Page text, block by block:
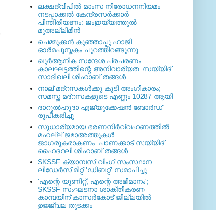
ലക്ഷദ്വീപില്‍ മാംസ നിരോധനനിയമം
നടപ്പാക്കല്‍ കേന്ദ്രസര്‍ക്കാര്‍
പിന്തിരിയണം: ജംഇയ്യത്തുല്‍
മുഅല്ലിമീന്‍
ചെമ്മുക്കന്‍ കുഞ്ഞാപ്പു ഹാജി
ഓര്‍മപുസ്തകം പുറത്തിറങ്ങുന്നു
ഖുര്‍ആനിക സന്ദേശ പ്രചരണം
കാലഘട്ടത്തിന്റെ അനിവാര്യത: സയ്യിദ്
സാദിഖലി ശിഹാബ് തങ്ങള്‍
നാല് മദ്‌റസകള്‍ക്കു കൂടി അംഗീകാരം;
സമസ്ത മദ്‌റസകളുടെ എണ്ണം 10287 ആയി
ദാറുല്‍ഹുദാ എജ്യുക്കേഷന്‍ ബോര്‍ഡ്
രൂപീകരിച്ചു
സുധാര്യമായ ഭരണനിര്‍വ്വഹണത്തില്‍
മഹല്ല് ജമാഅത്തുകള്‍
ജാഗരൂകരാകണം: പാണക്കാട് സയ്യിദ്
ഹൈദറലി ശിഹാബ് തങ്ങള്‍
SKSSF ക്യാമ്പസ് വിംഗ് സംസ്ഥാന
ലീഡേർസ് മീറ്റ് 'ഡിബറ്റ്' സമാപിച്ചു
'എന്റെ യൂണിറ്റ്, എന്റെ അഭിമാനം';
SKSSF സംഘടനാ ശാക്തീകരണ
കാമ്പയിന് കാസര്‍കോട് ജില്ലയില്‍
ഉജ്ജ്വല തുടക്കം